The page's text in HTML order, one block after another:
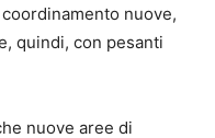
nuove,
quindi, con pesanti
nuove aree di